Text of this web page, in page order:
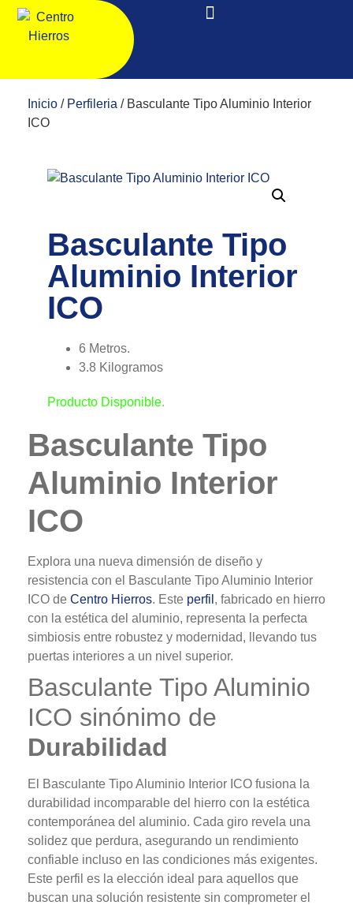
Inicio / Perfileria / Basculante Tipo Aluminio Interior
ICO
Basculante Tipo
Aluminio Interior
ICO
6 Metros.
3.8 Kilogramos
Producto Disponible.
Basculante Tipo
Aluminio Interior
ICO
Explora una nueva dimensión de diseño y
resistencia con el Basculante Tipo Aluminio Interior
ICO de Centro Hierros. Este perfil , fabricado en hierro
con la estética del aluminio, representa la perfecta
simbiosis entre robustez y modernidad, llevando tus
puertas interiores a un nivel superior.
Basculante Tipo Aluminio
ICO sinónimo de
Durabilidad
El Basculante Tipo Aluminio Interior ICO fusiona la
durabilidad incomparable del hierro con la estética
contemporánea del aluminio. Cada giro revela una
solidez que perdura, asegurando un rendimiento
confiable incluso en las condiciones más exigentes.
Este perfil es la elección ideal para aquellos que
buscan una solución resistente sin comprometer el